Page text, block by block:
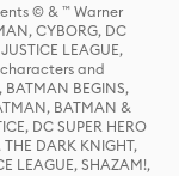
© & ™ Warner
CYBORG, DC
LEAGUE,
and
BEGINS,
BATMAN &
DC SUPER HERO
DARK KNIGHT,
LEAGUE, SHAZAM!,